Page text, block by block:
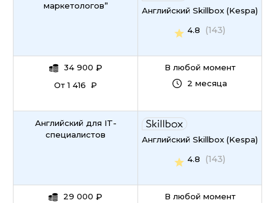
маркетологов”
34 900 ₽
От 1 416 ₽
Английский Skillbox (Kespa)
4.8
(143)
В любой момент
2 месяца
Английский для IT-
специалистов
29 000 ₽
Английский Skillbox (Kespa)
4.8
(143)
В любой момент